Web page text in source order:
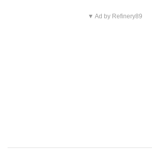
▼ Ad by Refinery89